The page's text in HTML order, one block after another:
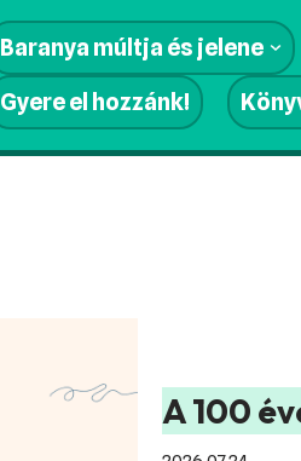
Baranya múltja és jelene
Gyere el hozzánk!
A 100